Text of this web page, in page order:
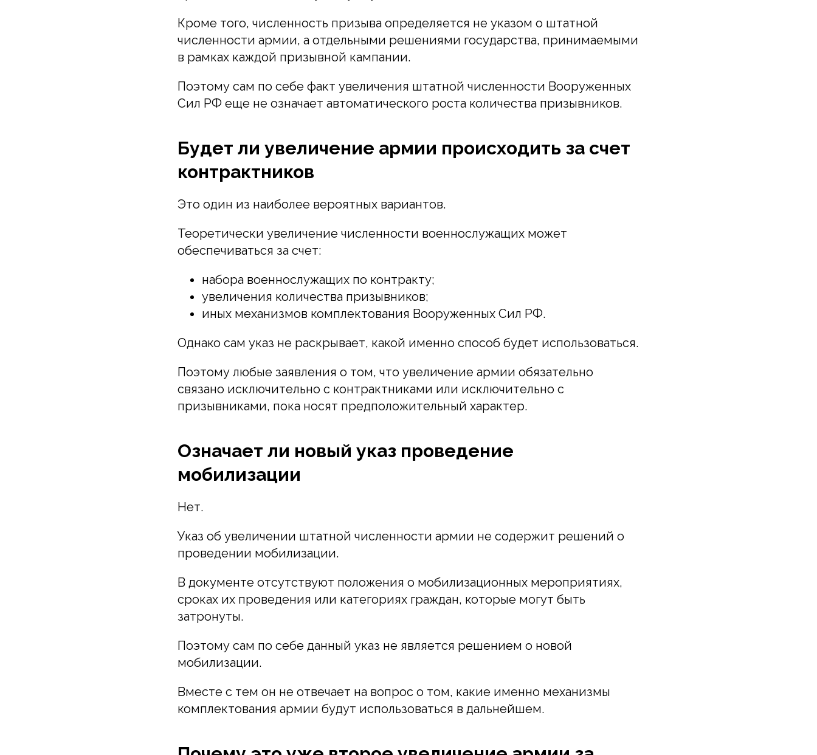
Кроме того, численность призыва определяется не указом о штатной
численности армии, а отдельными решениями государства, принимаемыми
в рамках каждой призывной кампании.
Поэтому сам по себе факт увеличения штатной численности Вооруженных
Сил РФ еще не означает автоматического роста количества призывников.
Будет ли увеличение армии происходить за счет
контрактников
Это один из наиболее вероятных вариантов.
Теоретически увеличение численности военнослужащих может
обеспечиваться за счет:
набора военнослужащих по контракту;
увеличения количества призывников;
иных механизмов комплектования Вооруженных Сил РФ.
Однако сам указ не раскрывает, какой именно способ будет использоваться.
Поэтому любые заявления о том, что увеличение армии обязательно
связано исключительно с контрактниками или исключительно с
призывниками, пока носят предположительный характер.
Означает ли новый указ проведение
мобилизации
Нет.
Указ об увеличении штатной численности армии не содержит решений о
проведении мобилизации.
В документе отсутствуют положения о мобилизационных мероприятиях,
сроках их проведения или категориях граждан, которые могут быть
затронуты.
Поэтому сам по себе данный указ не является решением о новой
мобилизации.
Вместе с тем он не отвечает на вопрос о том, какие именно механизмы
комплектования армии будут использоваться в дальнейшем.